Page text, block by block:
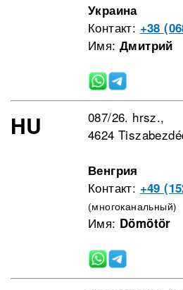
Украина
Контакт: +38
Имя: Дмитрий
HU
087/26. hrsz.,
4624
Венгрия
Контакт: +49
(многоканальный)
Имя: Dömötör